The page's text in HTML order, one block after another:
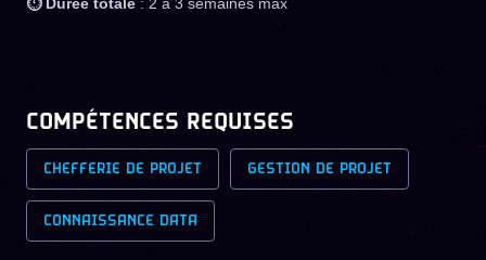
COMPÉTENCES REQUISES
CHEFFERIE DE PROJET GESTION DE PROJET
CONNAISSANCE DATA